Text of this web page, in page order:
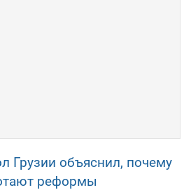
Грузии объяснил, почему
реформы